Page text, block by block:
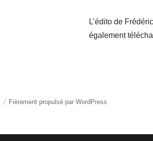
L’édito de
également
Fièrement propulsé par WordPress